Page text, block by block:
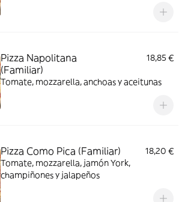
Pizza Napolitana
(Familiar)
18,85 €
Tomate, mozzarella, anchoas y aceitunas
Pizza Como Pica (Familiar)
18,20 €
Tomate, mozzarella, jamón York,
champiñones y jalapeños